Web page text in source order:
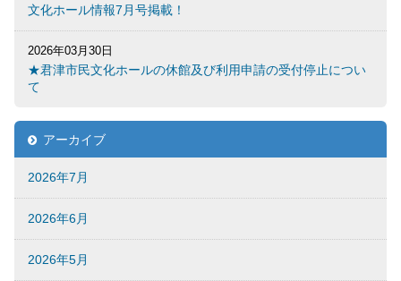
文化ホール情報7月号掲載！
2026年03月30日
★君津市民文化ホールの休館及び利用申請の受付停止につい
て
アーカイブ
2026年7月
2026年6月
2026年5月